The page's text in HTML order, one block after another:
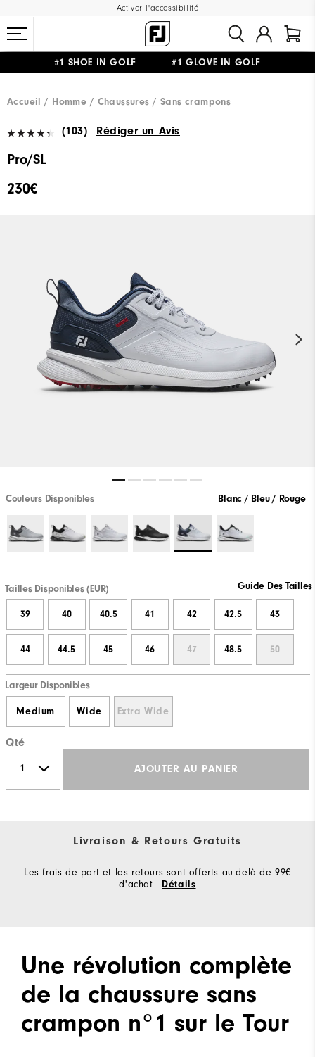
Activer l'accessibilité
#1 SHOE IN GOLF #1 GLOVE IN GOLF
Accueil
Homme Chaussures Sans crampons
(103) Rédiger un Avis
Pro/SL
230€
Couleurs Disponibles Blanc / Bleu / Rouge
Tailles Disponibles (EUR) Guide Des Tailles
39 40 40.5 41 42 42.5 43
44 44.5 45 46 47 48.5 50
Largeur Disponibles
Medium Wide Extra Wide
Qté
AJOUTER AU PANIER
Livraison & Retours Gratuits
Les frais de port et les retours sont offerts au-delà de 99€
d'achat
Détails
Une révolution complète
de la chaussure sans
crampon n°1 sur le Tour